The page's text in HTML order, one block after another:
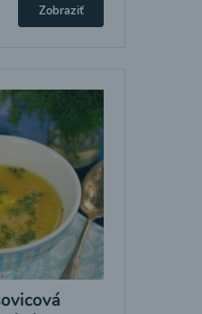
Zobraziť